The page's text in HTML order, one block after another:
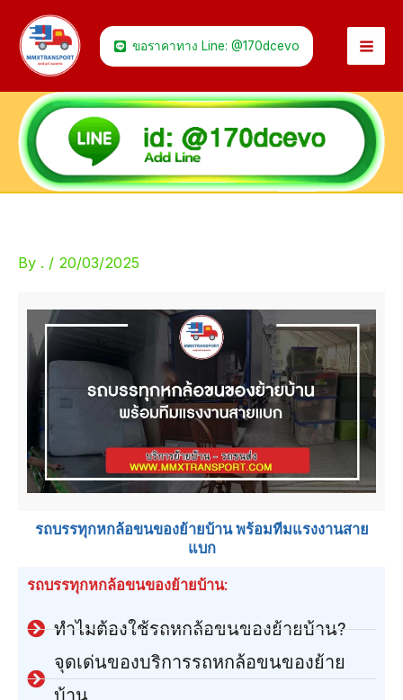
content
ขอราคาทาง Line: @170dcevo
By . / 20/03/2025
รถบรรทุกหกล้อขนของย้ายบ้าน พร้อมทีมแรงงานสาย
แบก
รถบรรทุกหกล้อขนของย้ายบ้าน:
ทำไมต้องใช้รถหกล้อขนของย้ายบ้าน?
จุดเด่นของบริการรถหกล้อขนของย้าย
บ้าน